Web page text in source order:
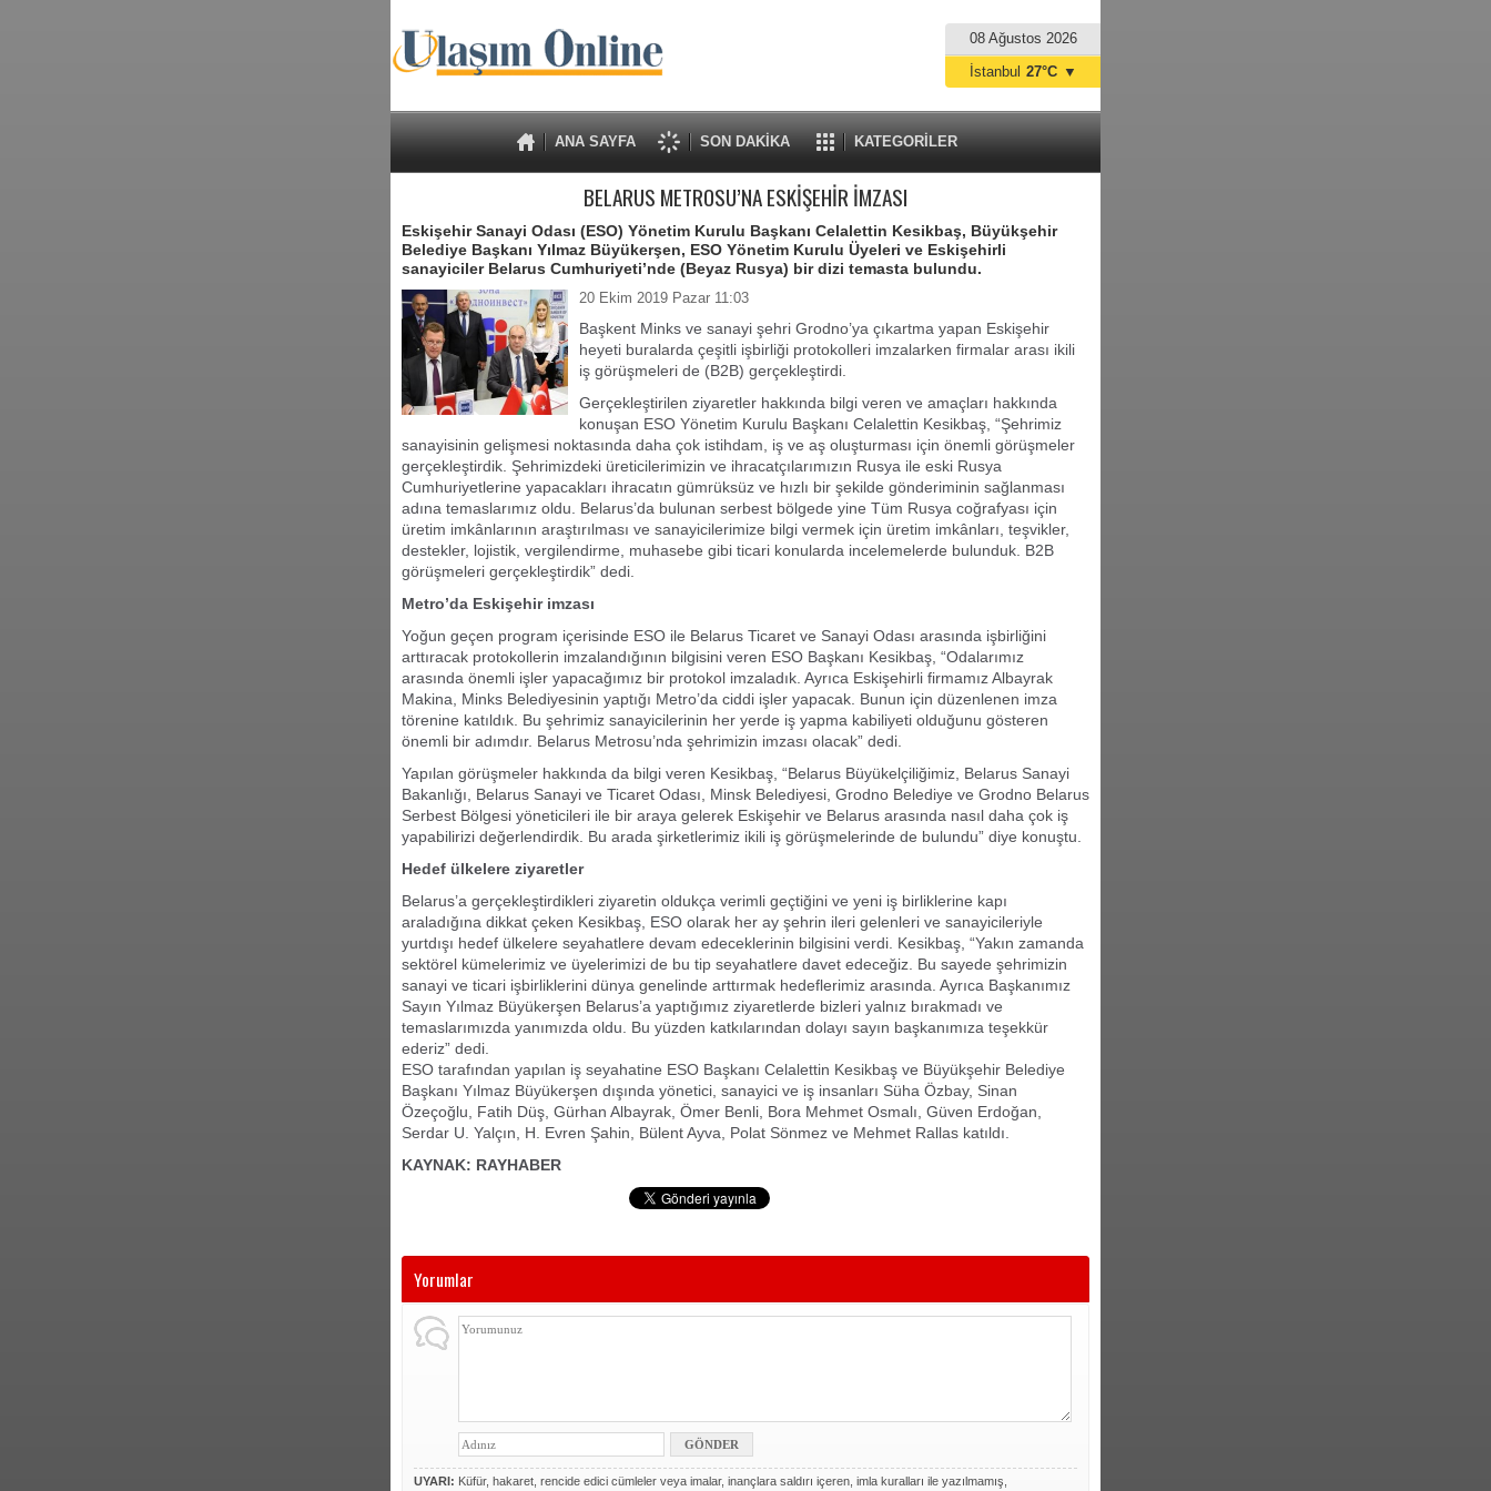
08 Ağustos 2026
ANA SAYFA SON DAKİKA KATEGORİLER
İstanbul 27°C ▼
BELARUS METROSU’NA ESKİŞEHİR İMZASI
Eskişehir Sanayi Odası (ESO) Yönetim Kurulu Başkanı Celalettin Kesikbaş, Büyükşehir
Belediye Başkanı Yılmaz Büyükerşen, ESO Yönetim Kurulu Üyeleri ve Eskişehirli
sanayiciler Belarus Cumhuriyeti’nde (Beyaz Rusya) bir dizi temasta bulundu.
20 Ekim 2019 Pazar 11:03
Başkent Minks ve sanayi şehri Grodno’ya çıkartma yapan Eskişehir
heyeti buralarda çeşitli işbirliği protokolleri imzalarken firmalar arası ikili
iş görüşmeleri de (B2B) gerçekleştirdi.
Gerçekleştirilen ziyaretler hakkında bilgi veren ve amaçları hakkında
konuşan ESO Yönetim Kurulu Başkanı Celalettin Kesikbaş, “Şehrimiz
sanayisinin gelişmesi noktasında daha çok istihdam, iş ve aş oluşturması için önemli görüşmeler
gerçekleştirdik. Şehrimizdeki üreticilerimizin ve ihracatçılarımızın Rusya ile eski Rusya
Cumhuriyetlerine yapacakları ihracatın gümrüksüz ve hızlı bir şekilde gönderiminin sağlanması
adına temaslarımız oldu. Belarus’da bulunan serbest bölgede yine Tüm Rusya coğrafyası için
üretim imkânlarının araştırılması ve sanayicilerimize bilgi vermek için üretim imkânları, teşvikler,
destekler, lojistik, vergilendirme, muhasebe gibi ticari konularda incelemelerde bulunduk. B2B
görüşmeleri gerçekleştirdik” dedi.
Metro’da Eskişehir imzası
Yoğun geçen program içerisinde ESO ile Belarus Ticaret ve Sanayi Odası arasında işbirliğini
arttıracak protokollerin imzalandığının bilgisini veren ESO Başkanı Kesikbaş, “Odalarımız
arasında önemli işler yapacağımız bir protokol imzaladık. Ayrıca Eskişehirli firmamız Albayrak
Makina, Minks Belediyesinin yaptığı Metro’da ciddi işler yapacak. Bunun için düzenlenen imza
törenine katıldık. Bu şehrimiz sanayicilerinin her yerde iş yapma kabiliyeti olduğunu gösteren
önemli bir adımdır. Belarus Metrosu’nda şehrimizin imzası olacak” dedi.
Yapılan görüşmeler hakkında da bilgi veren Kesikbaş, “Belarus Büyükelçiliğimiz, Belarus Sanayi
Bakanlığı, Belarus Sanayi ve Ticaret Odası, Minsk Belediyesi, Grodno Belediye ve Grodno Belarus
Serbest Bölgesi yöneticileri ile bir araya gelerek Eskişehir ve Belarus arasında nasıl daha çok iş
yapabilirizi değerlendirdik. Bu arada şirketlerimiz ikili iş görüşmelerinde de bulundu” diye konuştu.
Hedef ülkelere ziyaretler
Belarus’a gerçekleştirdikleri ziyaretin oldukça verimli geçtiğini ve yeni iş birliklerine kapı
araladığına dikkat çeken Kesikbaş, ESO olarak her ay şehrin ileri gelenleri ve sanayicileriyle
yurtdışı hedef ülkelere seyahatlere devam edeceklerinin bilgisini verdi. Kesikbaş, “Yakın zamanda
sektörel kümelerimiz ve üyelerimizi de bu tip seyahatlere davet edeceğiz. Bu sayede şehrimizin
sanayi ve ticari işbirliklerini dünya genelinde arttırmak hedeflerimiz arasında. Ayrıca Başkanımız
Sayın Yılmaz Büyükerşen Belarus’a yaptığımız ziyaretlerde bizleri yalnız bırakmadı ve
temaslarımızda yanımızda oldu. Bu yüzden katkılarından dolayı sayın başkanımıza teşekkür
ederiz” dedi.
ESO tarafından yapılan iş seyahatine ESO Başkanı Celalettin Kesikbaş ve Büyükşehir Belediye
Başkanı Yılmaz Büyükerşen dışında yönetici, sanayici ve iş insanları Süha Özbay, Sinan
Özeçoğlu, Fatih Düş, Gürhan Albayrak, Ömer Benli, Bora Mehmet Osmalı, Güven Erdoğan,
Serdar U. Yalçın, H. Evren Şahin, Bülent Ayva, Polat Sönmez ve Mehmet Rallas katıldı.
KAYNAK: RAYHABER
Yorumlar
UYARI: Küfür, hakaret, rencide edici cümleler veya imalar, inançlara saldırı içeren, imla kuralları ile yazılmamış,